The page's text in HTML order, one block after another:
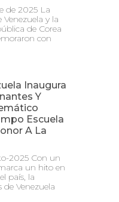
de 2025 La
y la
de Corea
con
Inaugura
Y
Escuela
A La
2025 Con un
un hito en
país, la
de Venezuela